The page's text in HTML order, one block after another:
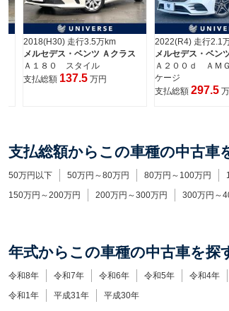
2022(R4) 走行2.1万km
メルセデス・ベンツ Ａクラス
Ａ２００ｄ ＡＭＧラインパッ
ケージ
2016(H28) 走行4.1
メルセデス・ベン
Ａ１８０
支払総額
支払総額からこの車種の中古車
50万円以下 50万円～80万円 80万円～100万円
150万円～200万円
200万円～300万円 300万円～
年式からこの車種の中古車を探
令和8年 令和7年 令和6年 令和5年 令和4年
令和1年
平成31年 平成30年